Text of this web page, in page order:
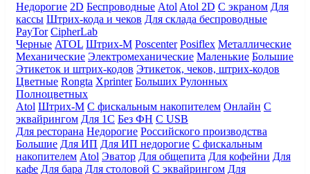
Недорогие 2D Беспроводные Atol Atol 2D С экраном Для
кассы Штрих-кода и чеков Для склада беспроводные
PayTor CipherLab
Черные ATOL Штрих-М Poscenter Posiflex Металлические
Механические Электромеханические Маленькие Большие
Этикеток и штрих-кодов Этикеток, чеков, штрих-кодов
Цветные Rongta Xprinter Больших Рулонных
Полноцветных
Atol Штрих-М С фискальным накопителем Онлайн С
эквайрингом Для 1С Без ФН С USB
Для ресторана Недорогие Российского производства
Большие Для ИП Для ИП недорогие С фискальным
накопителем Atol Эватор Для общепита Для кофейни Для
кафе Для бара Для столовой С эквайрингом Для